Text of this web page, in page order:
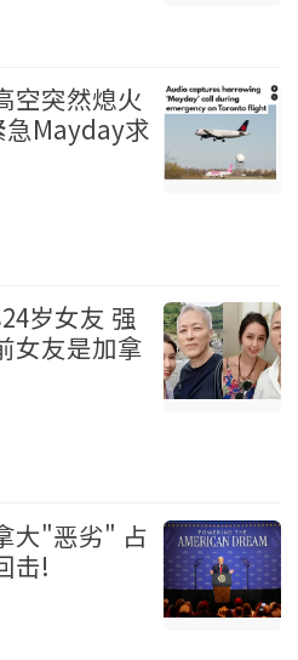
空突然熄火
Mayday求
岁女友 强
友是加拿
大"恶劣" 占
击!